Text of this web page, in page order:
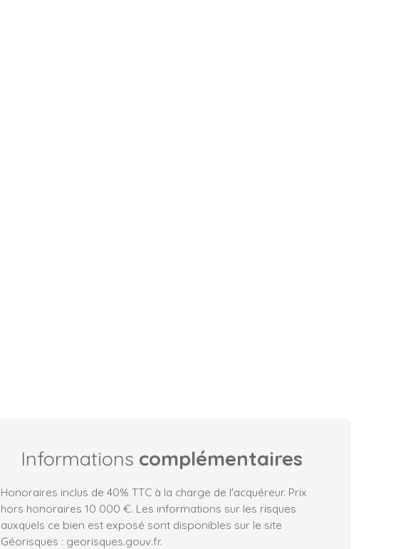
Informations complémentaires
Honoraires inclus de 40% TTC à la charge de l'acquéreur. Prix
hors honoraires 10 000 €. Les informations sur les risques
auxquels ce bien est exposé sont disponibles sur le site
Géorisques : georisques.gouv.fr.